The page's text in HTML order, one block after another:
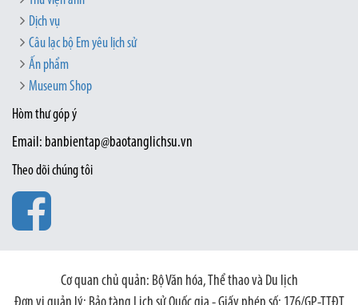
Dịch vụ
Câu lạc bộ Em yêu lịch sử
Ấn phẩm
Museum Shop
Hòm thư góp ý
Email: banbientap@baotanglichsu.vn
Theo dõi chúng tôi
Cơ quan chủ quản: Bộ Văn hóa, Thể thao và Du lịch